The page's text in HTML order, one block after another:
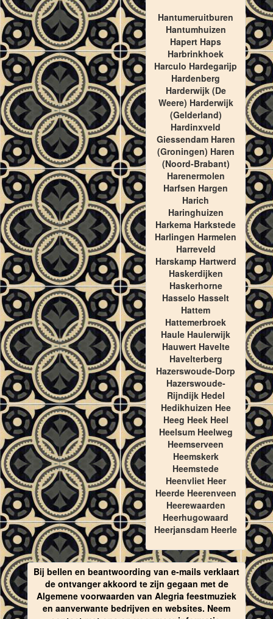
Hantumeruitburen
Hantumhuizen
Hapert Haps
Harbrinkhoek
Harculo Hardegarijp
Hardenberg
Harderwijk (De
Weere) Harderwijk
(Gelderland)
Hardinxveld
Giessendam Haren
(Groningen) Haren
(Noord-Brabant)
Harenermolen
Harfsen Hargen
Harich
Haringhuizen
Harkema Harkstede
Harlingen Harmelen
Harreveld
Harskamp Hartwerd
Haskerdijken
Haskerhorne
Hasselo Hasselt
Hattem
Hattemerbroek
Haule Haulerwijk
Hauwert Havelte
Havelterberg
Hazerswoude-Dorp
Hazerswoude-
Rijndijk Hedel
Hedikhuizen Hee
Heeg Heek Heel
Heelsum Heelweg
Heemserveen
Heemskerk
Heemstede
Heenvliet Heer
Heerde Heerenveen
Heerewaarden
Heerhugowaard
Heerjansdam Heerle
Bij bellen en beantwoording van e-mails verklaart
de ontvanger akkoord te zijn gegaan met de
Algemene voorwaarden van Alegria feestmuziek
en aanverwante bedrijven en websites. Neem